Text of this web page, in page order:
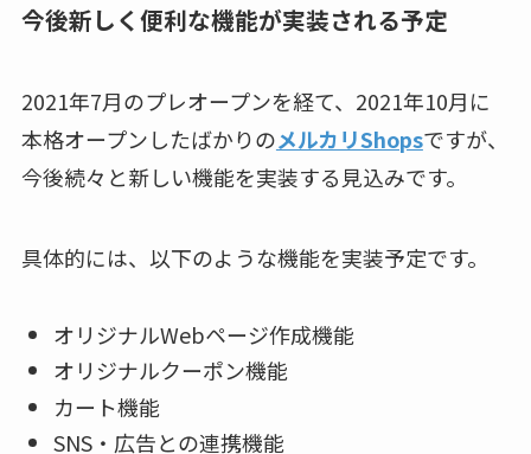
今後新しく便利な機能が実装される予定
2021年7月のプレオープンを経て、2021年10月に
本格オープンしたばかりのメルカリShopsですが、
今後続々と新しい機能を実装する見込みです。
具体的には、以下のような機能を実装予定です。
オリジナルWebページ作成機能
オリジナルクーポン機能
カート機能
SNS・広告との連携機能